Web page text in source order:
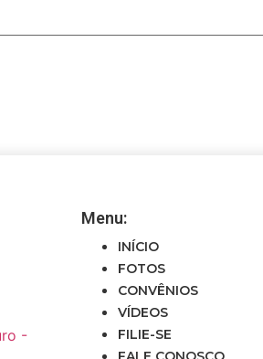
-
Menu:
INÍCIO
FOTOS
CONVÊNIOS
VÍDEOS
FILIE-SE